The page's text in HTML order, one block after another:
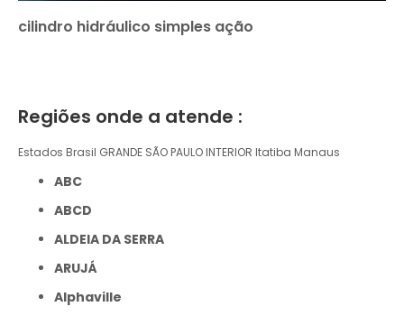
cilindro hidráulico simples ação
Regiões onde a atende :
Estados Brasil GRANDE SÃO PAULO INTERIOR Itatiba Manaus
ABC
ABCD
ALDEIA DA SERRA
ARUJÁ
Alphaville